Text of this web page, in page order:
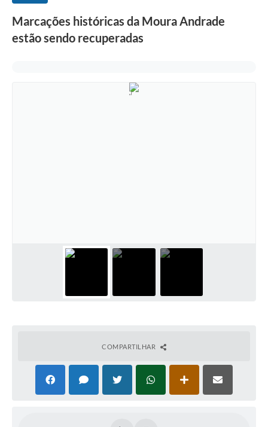
Marcações históricas da Moura Andrade
estão sendo recuperadas
COMPARTILHAR